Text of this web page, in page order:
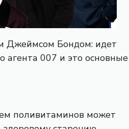
Джеймсом Бондом: идет
агента 007 и это основные